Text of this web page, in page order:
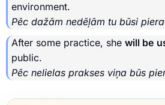
environment.
Pēc dažām nedēļām tu būsi
After some practice, she will be
public.
Pēc nelielas prakses viņa būs